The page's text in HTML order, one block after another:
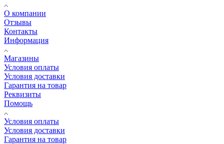
О компании
Отзывы
Контакты
Информация
Магазины
Условия оплаты
Условия доставки
Гарантия на товар
Реквизиты
Помощь
Условия оплаты
Условия доставки
Гарантия на товар